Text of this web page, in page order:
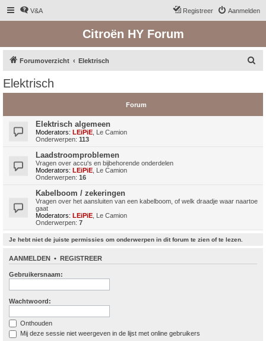
V&A Aanmelden
Registreer
Citroën HY Forum
Forumoverzicht Elektrisch
Elektrisch
Forum
Elektrisch algemeen
Moderators: LEiPiE Le Camion
Onderwerpen: 113
Laadstroomproblemen
Vragen over accu's en bijbehorende onderdelen
Moderators: LEiPiE Le Camion
Onderwerpen: 16
Kabelboom / zekeringen
Vragen over het aansluiten van een kabelboom, of welk draadje waar naartoe
gaat
Moderators: LEiPiE Le Camion
Onderwerpen: 7
Je hebt niet de juiste permissies om onderwerpen in dit forum te zien of te lezen.
AANMELDEN • REGISTREER
Gebruikersnaam:
Wachtwoord:
Onthouden
Mij deze sessie niet weergeven in de lijst met online gebruikers